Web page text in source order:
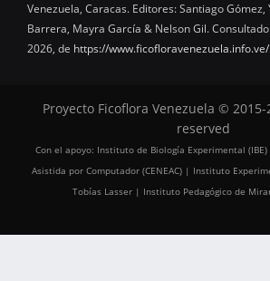
Venezuela, Caracas. Editores: Santiago Gómez,
Barrera, Mayra García & Nelson Gil.
2026, de https://www.ficofloravenezuela.info.ve/
Proyecto Ficoflora Venezuela ©
reserved
Con el apoyo: Instituto de Biología Experimental
Asistida por Computador (CENEAC) | Instituto
Tobías Lasser | Instituto Pedagógico de